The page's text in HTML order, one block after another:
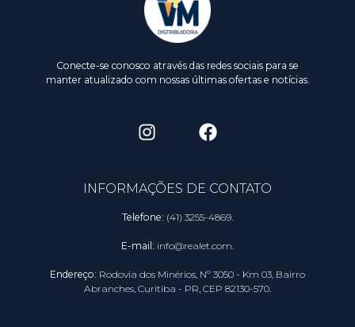
Conecte-se conosco através das redes sociais para se
manter atualizado com nossas últimas ofertas e notícias.
INFORMAÇÕES DE CONTATO
Telefone: (41) 3255-4869.
E-mail: info@realet.com.
Endereço: Rodovia dos Minérios, Nº 3050 - Km 03, Bairro
Abranches, Curitiba - PR, CEP 82130-570.